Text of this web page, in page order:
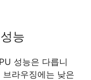
능
성능은 다릅니
라우징에는 낮은